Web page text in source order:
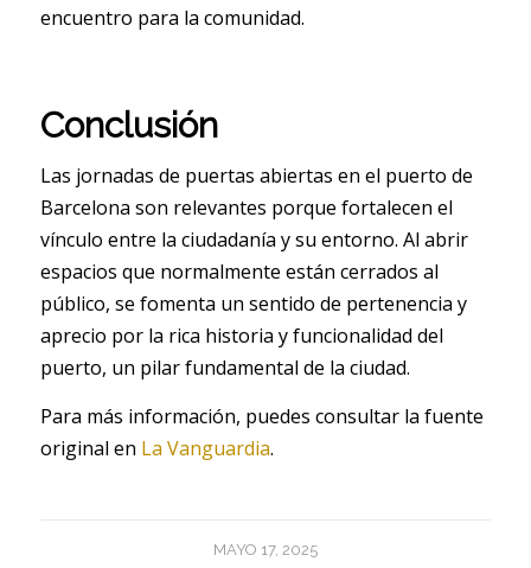
encuentro para la comunidad.
Conclusión
Las jornadas de puertas abiertas en el puerto de
Barcelona son relevantes porque fortalecen el
vínculo entre la ciudadanía y su entorno. Al abrir
espacios que normalmente están cerrados al
público, se fomenta un sentido de pertenencia y
aprecio por la rica historia y funcionalidad del
puerto, un pilar fundamental de la ciudad.
Para más información, puedes consultar la fuente
original en La Vanguardia.
MAYO 17, 2025